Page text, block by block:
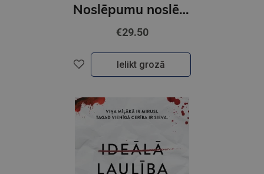
Noslēpumu noslēpums (e-grāmata)
€29.50
Ielikt grozā